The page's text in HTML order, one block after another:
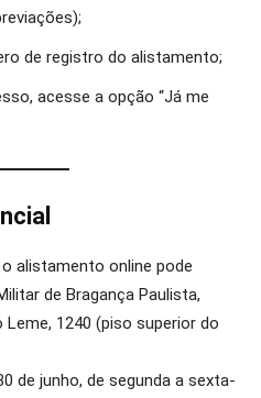
de registro do alistamento;
acesse a opção “Já me
alistamento online pode
de Bragança Paulista,
Leme, 1240 (piso superior do
de junho, de segunda a sexta-